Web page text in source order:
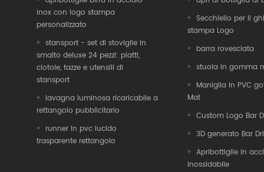
inox con logo stampa
personalizzato
stansport - set di stoviglie in
smalto deluxe 24 pezzi: piatti,
ciotole, tazze e utensili di
stansport
lavagna luminosa ricaricabile a
rettangolo pubblicitario
runner in pvc lucido
trasparente rettangolo
Secchiello per il
stampa Logo
barra rovesciata
stuoia in gomma
Maniglia in PVC
Mat
Custom Logo Bar
3D generato Bar
Apribottiglie in
inossidabile